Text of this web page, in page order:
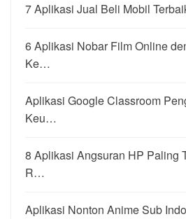
7 Aplikasi Jual Beli Mobil
6 Aplikasi Nobar Film Online
Ke…
Aplikasi Google Classroom
Keu…
8 Aplikasi Angsuran HP Paling
R…
Aplikasi Nonton Anime Sub